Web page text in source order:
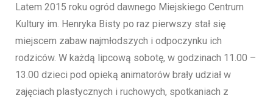
Latem 2015 roku ogród dawnego Miejskiego Centrum
Kultury im. Henryka Bisty po raz pierwszy stał się
miejscem zabaw najmłodszych i odpoczynku ich
rodziców. W każdą lipcową sobotę, w godzinach 11.00 –
13.00 dzieci pod opieką animatorów brały udział w
zajęciach plastycznych i ruchowych, spotkaniach z